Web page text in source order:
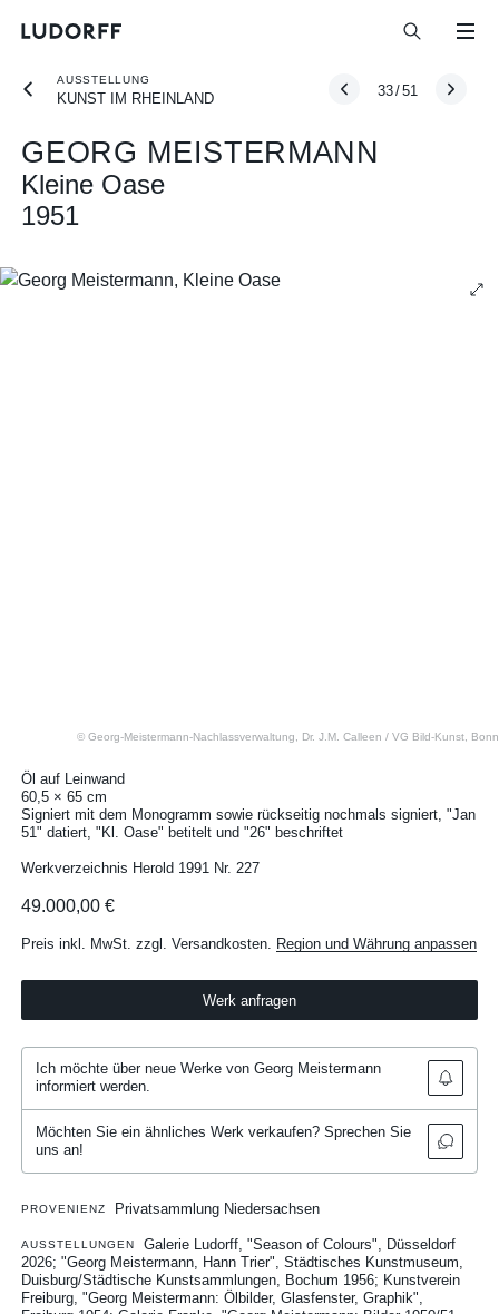
AUSSTELLUNG
KUNST IM RHEINLAND
33/51
GEORG MEISTERMANN
Kleine Oase
1951
© Georg-Meistermann-Nachlassverwaltung, Dr. J.M. Calleen / VG Bild-Kunst, Bonn
Öl auf Leinwand
60,5 × 65 cm
Signiert mit dem Monogramm sowie rückseitig nochmals signiert, "Jan
51" datiert, "Kl. Oase" betitelt und "26" beschriftet
Werkverzeichnis Herold 1991 Nr. 227
49.000,00 €
Preis inkl. MwSt. zzgl. Versandkosten. Region und Währung anpassen
Werk anfragen
Ich möchte über neue Werke von Georg Meistermann
informiert werden.
Möchten Sie ein ähnliches Werk verkaufen? Sprechen Sie
uns an!
PROVENIENZ Privatsammlung Niedersachsen
AUSSTELLUNGEN
Galerie Ludorff, "Season of Colours", Düsseldorf
2026 "Georg Meistermann, Hann Trier", Städtisches Kunstmuseum,
Duisburg/Städtische Kunstsammlungen, Bochum 1956
Kunstverein
Freiburg, "Georg Meistermann: Ölbilder, Glasfenster, Graphik",